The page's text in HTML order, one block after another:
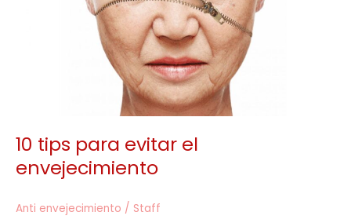
10 tips para evitar el
envejecimiento
Anti envejecimiento / Staff